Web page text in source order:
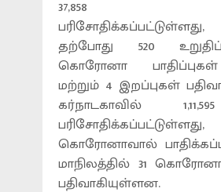
37,858
பரிசோதிக்கப்பட்டுள்ளது,
தற்போது 520
கொரோனா
மற்றும் 4 இறப்புகள்
கர்நாடகாவில்
கொரோனாவால்
மாநிலத்தில் 31
பதிவாகியுள்ளன.